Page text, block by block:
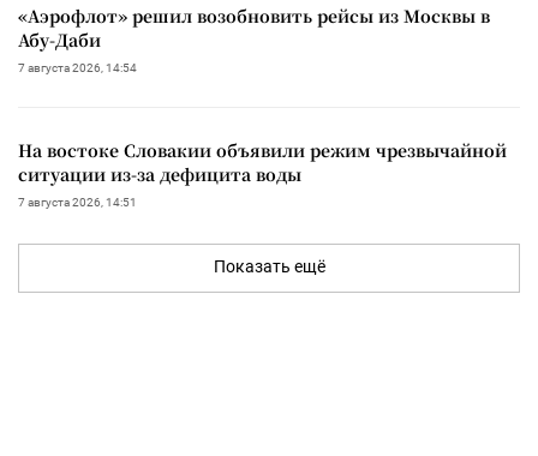
«Аэрофлот» решил возобновить рейсы из Москвы в
Абу-Даби
7 августа 2026, 14:54
На востоке Словакии объявили режим чрезвычайной
ситуации из-за дефицита воды
7 августа 2026, 14:51
Показать ещё